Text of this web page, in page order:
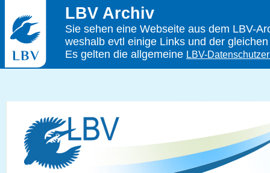
LBV Archiv
Sie sehen eine Webseite aus dem LBV-
weshalb evtl einige Links und der
Es gelten die allgemeine LBV-